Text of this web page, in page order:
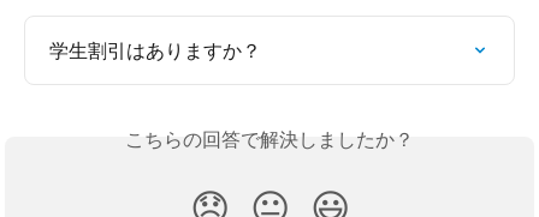
学生割引はありますか？
こちらの回答で解決しましたか？